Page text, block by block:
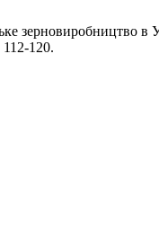
зерновиробництво в
112-120.